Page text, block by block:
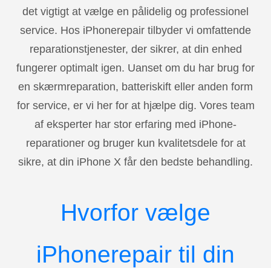
det vigtigt at vælge en pålidelig og professionel
service. Hos iPhonerepair tilbyder vi omfattende
reparationstjenester, der sikrer, at din enhed
fungerer optimalt igen. Uanset om du har brug for
en skærmreparation, batteriskift eller anden form
for service, er vi her for at hjælpe dig. Vores team
af eksperter har stor erfaring med iPhone-
reparationer og bruger kun kvalitetsdele for at
sikre, at din iPhone X får den bedste behandling.
Hvorfor vælge
iPhonerepair til din